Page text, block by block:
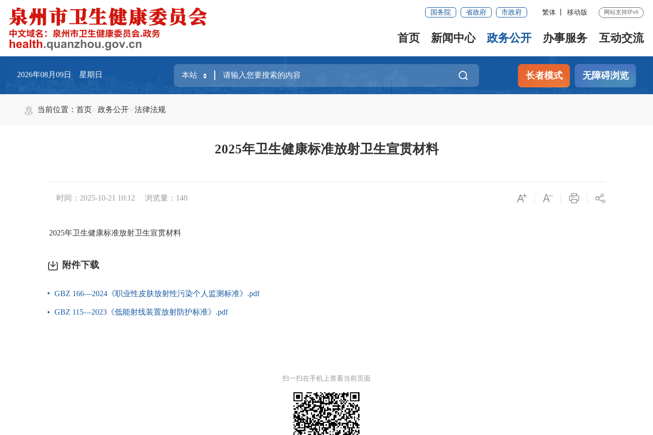
国务院 省政府 市政府 繁体 移动版 网站支持IPv6
首页 新闻中心 政务公开 办事服务 互动交流
2026年08月09日 星期日 长者模式 无障碍浏览
当前位置：首页 政务公开 法律法规
2025年卫生健康标准放射卫生宣贯材料
时间：2025-10-21 10:12 浏览量： 148
2025年卫生健康标准放射卫生宣贯材料
附件下载
GBZ 166—2024《职业性皮肤放射性污染个人监测标准》.pdf
GBZ 115—2023《低能射线装置放射防护标准》.pdf
扫一扫在手机上查看当前页面